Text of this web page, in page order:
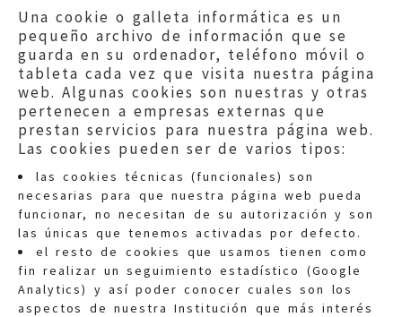
Una cookie o galleta informática es un
pequeño archivo de información que se
guarda en su ordenador, teléfono móvil o
tableta cada vez que visita nuestra página
web. Algunas cookies son nuestras y otras
pertenecen a empresas externas que
prestan servicios para nuestra página web.
Las cookies pueden ser de varios tipos:
las cookies técnicas (funcionales) son
necesarias para que nuestra página web pueda
funcionar, no necesitan de su autorización y son
las únicas que tenemos activadas por defecto.
el resto de cookies que usamos tienen como
fin realizar un seguimiento estadístico (Google
Analytics) y así poder conocer cuales son los
aspectos de nuestra Institución que más interés
Quejas:quejas@eljusticiadearagon.es
Información general:
informacion@eljusticiadearagon.es